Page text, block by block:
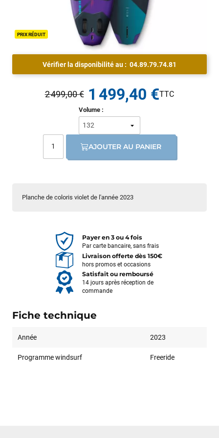
PRIX RÉDUIT
Planche de coloris violet de l'année 2023
Vérifier la disponibilité au : 04.89.79.74.81
Volume :
2 499,00 € 1 499,40 €
AJOUTER AU PANIER
Payer en 3 ou 4 fois
Par carte bancaire, sans frais
Livraison offerte dès 150€
hors promos et occasions
Satisfait ou remboursé
14 jours après réception de
commande
Fiche technique
Année 2023
Programme windsurf Freeride